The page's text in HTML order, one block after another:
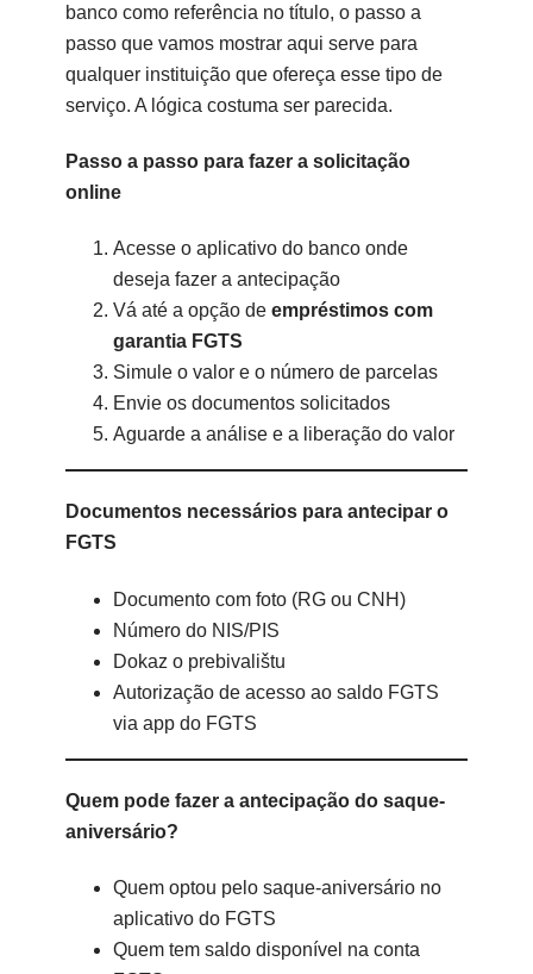
banco como referência no título, o passo a
passo que vamos mostrar aqui serve para
qualquer instituição que ofereça esse tipo de
serviço. A lógica costuma ser parecida.
Passo a passo para fazer a solicitação
online
Acesse o aplicativo do banco onde
deseja fazer a antecipação
Vá até a opção de empréstimos com
garantia FGTS
Simule o valor e o número de parcelas
Envie os documentos solicitados
Aguarde a análise e a liberação do valor
Documentos necessários para antecipar o
FGTS
Documento com foto (RG ou CNH)
Número do NIS/PIS
Dokaz o prebivalištu
Autorização de acesso ao saldo FGTS
via app do FGTS
Quem pode fazer a antecipação do saque-
aniversário?
Quem optou pelo saque-aniversário no
aplicativo do FGTS
Quem tem saldo disponível na conta